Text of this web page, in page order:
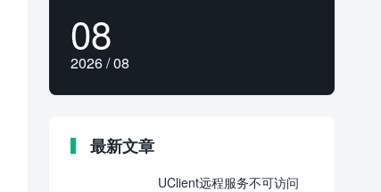
08
2026 / 08
最新文章
UClient远程服务不可访问